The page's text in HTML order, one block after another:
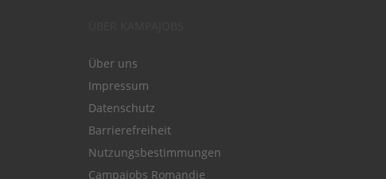
Über uns
Impressum
Datenschutz
Barrierefreiheit
Nutzungsbestimmungen
Campajobs Romandie